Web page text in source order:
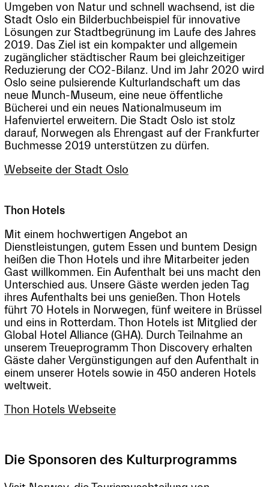
Umgeben von Natur und schnell wachsend, ist die
Stadt Oslo ein Bilderbuchbeispiel für innovative
Lösungen zur Stadtbegrünung im Laufe des Jahres
2019. Das Ziel ist ein kompakter und allgemein
zugänglicher städtischer Raum bei gleichzeitiger
Reduzierung der CO2-Bilanz. Und im Jahr 2020 wird
Oslo seine pulsierende Kulturlandschaft um das
neue Munch-Museum, eine neue öffentliche
Bücherei und ein neues Nationalmuseum im
Hafenviertel erweitern. Die Stadt Oslo ist stolz
darauf, Norwegen als Ehrengast auf der Frankfurter
Buchmesse 2019 unterstützen zu dürfen.
Webseite der Stadt Oslo
Thon Hotels
Mit einem hochwertigen Angebot an
Dienstleistungen, gutem Essen und buntem Design
heißen die Thon Hotels und ihre Mitarbeiter jeden
Gast willkommen. Ein Aufenthalt bei uns macht den
Unterschied aus. Unsere Gäste werden jeden Tag
ihres Aufenthalts bei uns genießen. Thon Hotels
führt 70 Hotels in Norwegen, fünf weitere in Brüssel
und eins in Rotterdam. Thon Hotels ist Mitglied der
Global Hotel Alliance (GHA). Durch Teilnahme an
unserem Treueprogramm Thon Discovery erhalten
Gäste daher Vergünstigungen auf den Aufenthalt in
einem unserer Hotels sowie in 450 anderen Hotels
weltweit.
Thon Hotels Webseite
Die Sponsoren des Kulturprogramms